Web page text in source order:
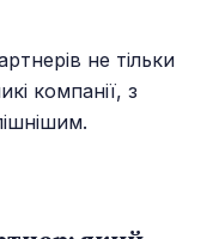
не тільки
компанії, з